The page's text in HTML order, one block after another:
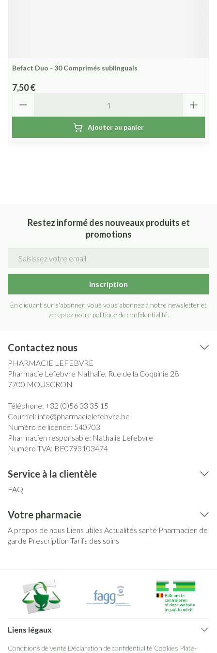
Befact Duo - 30 Comprimés sublinguals
7,50 €
Ajouter au panier
Restez informé des nouveaux produits et
promotions
Inscription
En cliquant sur s'abonner, vous vous abonnez à notre newsletter et
acceptez notre politique de confidentialité.
Contactez nous
PHARMACIE LEFEBVRE
Pharmacie Lefebvre Nathalie, Rue de la Coquinie 28
7700 MOUSCRON
Téléphone: +32 (0)56 33 35 15
Courriel: info@pharmacielefebvre.be
Numéro de licence: 540703
Pharmacien responsable: Nathalie Lefebvre
Numéro TVA: BE0793103474
Service à la clientèle
FAQ
Votre pharmacie
A propos de nous Liens utiles Actualités santé Pharmacien de
garde Prescription Tarifs des soins
Liens légaux
Conditions de vente Déclaration de confidentialité Cookies Plate-